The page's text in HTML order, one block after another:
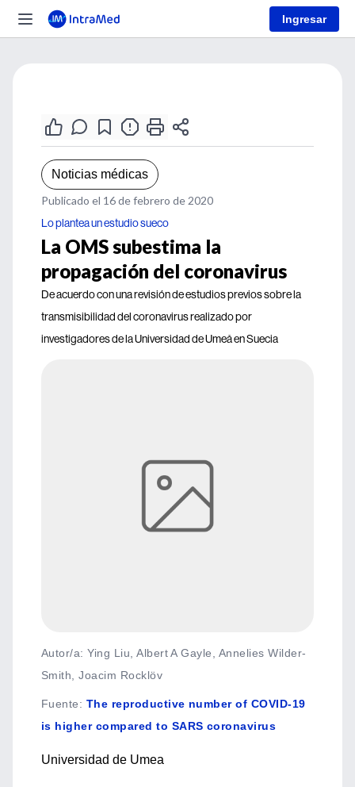
Ingresar
Noticias médicas
Publicado el 16 de febrero de 2020
Lo plantea un estudio sueco
La OMS subestima la
propagación del coronavirus
De acuerdo con una revisión de estudios previos sobre la
transmisibilidad del coronavirus realizado por
investigadores de la Universidad de Umeå en Suecia
Autor/a: Ying Liu, Albert A Gayle, Annelies Wilder-
Smith, Joacim Rocklöv
Fuente: The reproductive number of COVID-19
is higher compared to SARS coronavirus
Universidad de Umea